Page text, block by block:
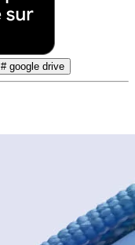
# google drive